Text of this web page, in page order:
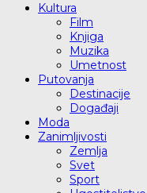
Kultura
Film
Knjiga
Muzika
Umetnost
Putovanja
Destinacije
Događaji
Moda
Zanimljivosti
Zemlja
Svet
Sport